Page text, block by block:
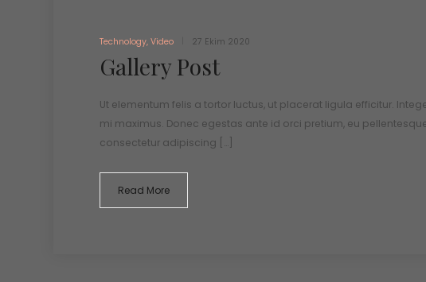
Technology,Video 27 Ekim 2020
Gallery Post
Ut elementum felis a tortor luctus, ut placerat ligula efficitur.
mi maximus. Donec egestas ante id orci pretium, eu
consectetur adipiscing […]
Read More